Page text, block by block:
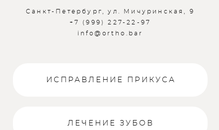
Санкт-Петербург, ул. Мичуринская, 9
+7 (999) 227-22-97
info@ortho.bar
ИСПРАВЛЕНИЕ ПРИКУСА
ЛЕЧЕНИЕ ЗУБОВ